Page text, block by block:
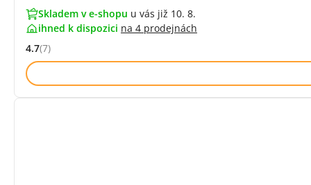
Skladem v e-shopu u vás již 10. 8.
ihned k dispozici na 4 prodejnách
Hodnocení: 4.7 z 5 (7 recenzí)
4.7(7)